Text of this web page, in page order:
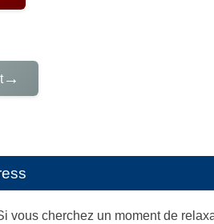
→
cherchez un moment de